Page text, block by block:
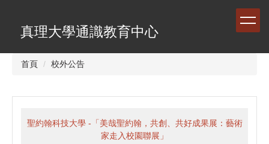
真理大學通識教育中心
首頁 校外公告
聖約翰科技大學 -「美哉聖約翰，共創、共好成果展：藝術
家走入校園聯展」